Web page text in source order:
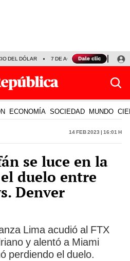
DEL DÓLAR 7 DE AGOSTO OLLANTA
ECONOMÍA SOCIEDAD MUNDO
14 Feb 2023 | 16:01 h
se luce en la
duelo entre
Denver
Lima acudió al FTX
y alentó a Miami
perdiendo el duelo.